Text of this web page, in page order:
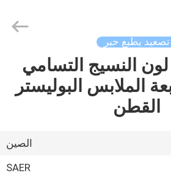
تصعيد يطبع حبر
حبر CMYK لون النسيج التسامي
الملابس البوليستر
القطن
الصين
SAER